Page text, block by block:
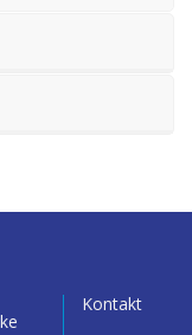
Kontakt